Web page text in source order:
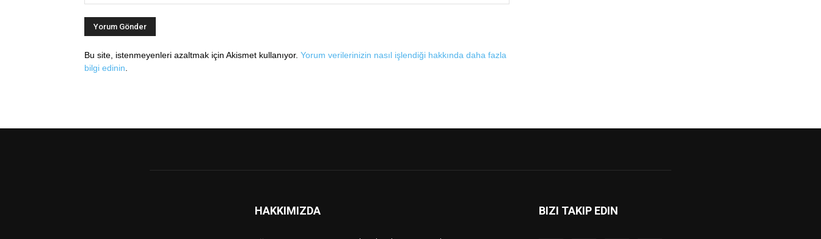
Bu site, istenmeyenleri azaltmak için Akismet kullanıyor. Yorum verilerinizin nasıl işlendiği hakkında daha fazla
bilgi edinin
HAKKIMIZDA BIZI TAKIP EDIN